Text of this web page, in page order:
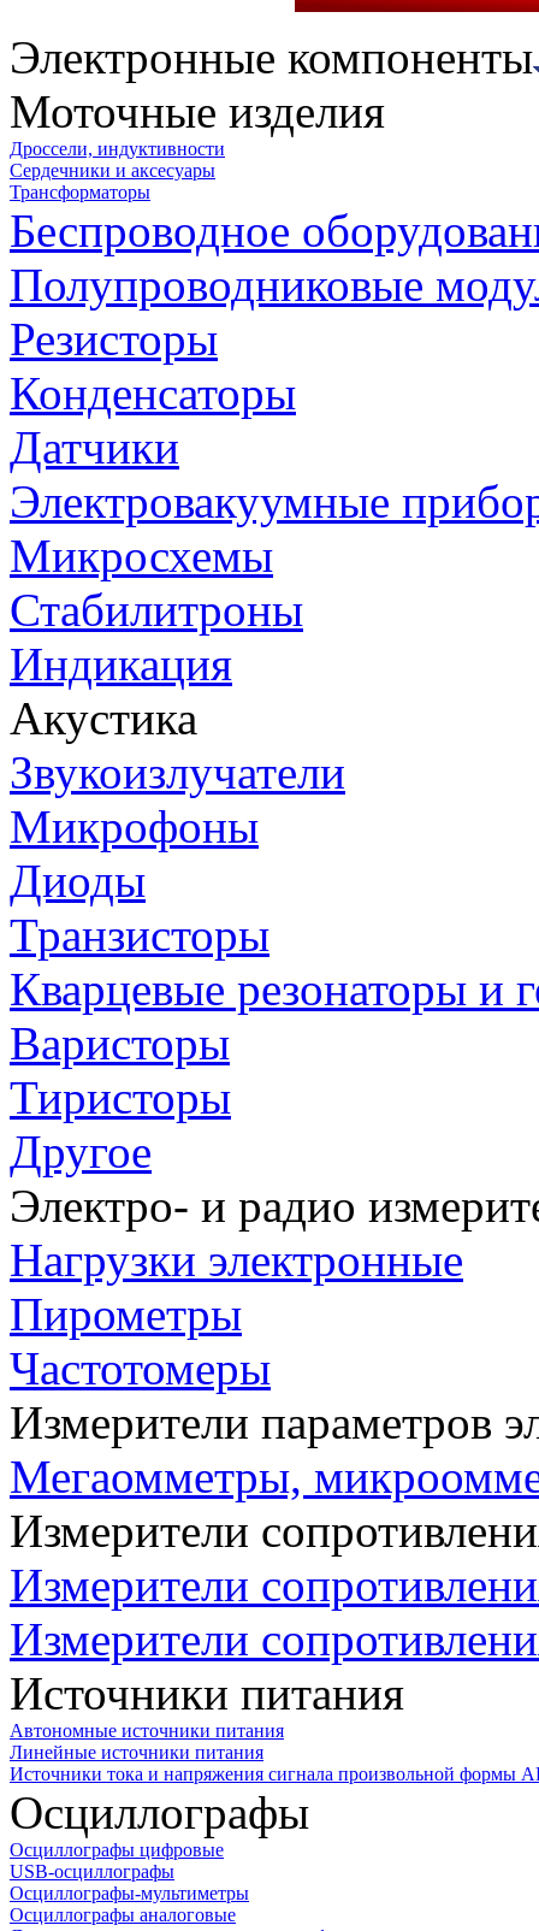
Электронные компоненты
Моточные изделия
Дроссели, индуктивности
Сердечники и аксесуары
Трансформаторы
Беспроводное
Полупроводниковые
Резисторы
Конденсаторы
Датчики
Электровакуумные
Микросхемы
Стабилитроны
Индикация
Акустика
Звукоизлучатели
Микрофоны
Диоды
Транзисторы
Кварцевые резонаторы и
Варисторы
Тиристоры
Другое
Электро- и радио
Нагрузки электронные
Пирометры
Частотомеры
Измерители параметров
Мегаомметры,
Измерители
Измерители
Измерители
Источники питания
Автономные источники питания
Линейные источники питания
Источники тока и напряжения сигнала произвольной формы
Осциллографы
Осциллографы цифровые
USB-осциллографы
Осциллографы-мультиметры
Осциллографы аналоговые